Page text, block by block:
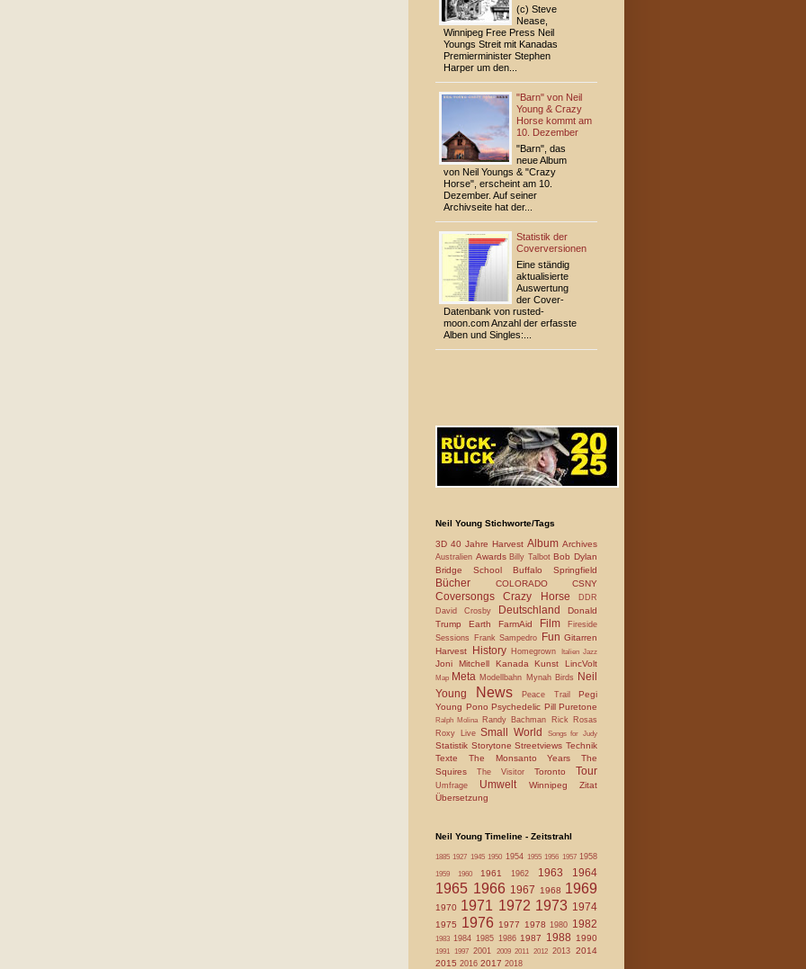
(c) Steve
Nease,
Winnipeg Free Press Neil
Youngs Streit mit Kanadas
Premierminister Stephen
Harper um den...
"Barn" von Neil
Young & Crazy
Horse kommt am
10. Dezember
"Barn", das
neue Album
von Neil Youngs & "Crazy
Horse", erscheint am 10.
Dezember. Auf seiner
Archivseite hat der...
Statistik der
Coverversionen
Eine ständig
aktualisierte
Auswertung
der Cover-
Datenbank von rusted-
moon.com Anzahl der erfasste
Alben und Singles:...
Neil Young Stichworte/Tags
3D 40 Jahre Harvest Album Archives
Australien Awards Billy Talbot Bob Dylan
Bridge School Buffalo Springfield
Bücher COLORADO CSNY
CoversongsCrazy HorseDDR
David Crosby
Deutschland
Donald
Trump Earth FarmAid Film
Fireside
Sessions
Frank Sampedro Fun Gitarren
Harvest
History Homegrown Italien Jazz
Joni Mitchell Kanada Kunst LincVolt
Map MetaModellbahn Mynah Birds
Neil
Young
News Peace Trail Pegi
Young Pono Psychedelic Pill Puretone
Ralph Molina Randy Bachman
Rick Rosas
Roxy LiveSmall World Songs for Judy
Statistik StorytoneStreetviewsTechnik
Texte The Monsanto Years The
Squires The Visitor Toronto Tour
Umfrage Umwelt WinnipegZitat
Übersetzung
Neil Young Timeline - Zeitstrahl
18851927 19451950 1954 19551956 1957 1958
1959 1960 1961 1962 1963 1964
1965 1966 1967 1968 1969
1970 1971 1972 1973 1974
1975 1976 1977 19781980 1982
1983 1984 1985 19861987 19881990
1991 1997 2001 20092011201220132014
2015 2016 2017 2018